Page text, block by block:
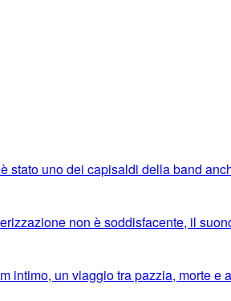
stato uno dei capisaldi della band
non è soddisfacente, il
intimo, un viaggio tra pazzia, morte